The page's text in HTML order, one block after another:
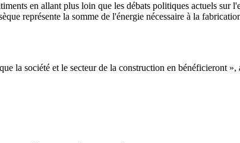
en allant plus loin que les débats politiques actuels sur
représente la somme de l'énergie nécessaire à la
la société et le secteur de la construction en bénéficieront